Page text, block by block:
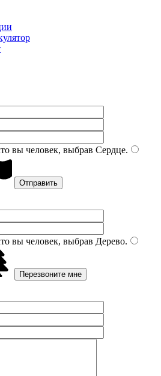
вы человек, выбрав Сердце.
вы человек, выбрав Дерево.